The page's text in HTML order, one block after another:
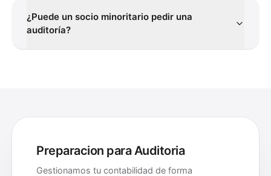
¿Puede un socio minoritario pedir una
auditoría?
Preparacion para Auditoria
Gestionamos tu contabilidad de forma